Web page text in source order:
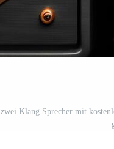
zwei Klang Sprecher mit